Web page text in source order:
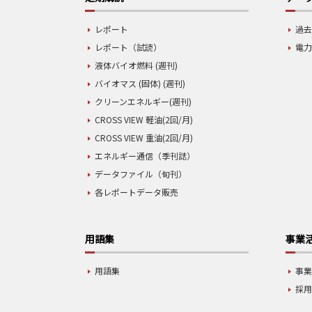
レポート
レポート（試読）
液体バイオ燃料 (週刊)
バイオマス (固体) (週刊)
クリーンエネルギー(週刊)
CROSS VIEW 軽油(2回/月)
CROSS VIEW 重油(2回/月)
エネルギー通信（季刊誌）
データファイル（旬刊）
各レポートデータ販売
過
電
用語集
用語集
事業
事
採